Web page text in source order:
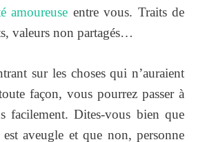
amoureuse entre vous. Traits de
valeurs non partagés…
sur les choses qui n’auraient
façon, vous pourrez passer à
facilement. Dites-vous bien que
aveugle et que non, personne